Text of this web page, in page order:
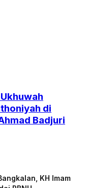
di
Badjuri
KH Imam